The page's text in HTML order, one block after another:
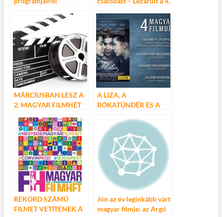
MÁRCIUSBAN LESZ A
2. MAGYAR FILMHÉT
A LIZA, A
RÓKATÜNDÉR ÉS A
MAGYAR FILMHÉTEN
REKORD SZÁMÚ
FILMET VETÍTENEK A
Jön az év leginkább várt
magyar filmje: az Argó